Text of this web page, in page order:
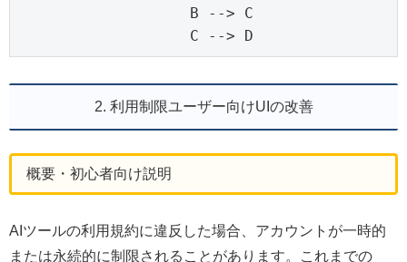
    B --> C
    C --> D
2. 利用制限ユーザー向けUIの改善
概要・初心者向け説明
AIツールの利用規約に違反した場合、アカウントが一時的
または永続的に制限されることがあります。これまでの